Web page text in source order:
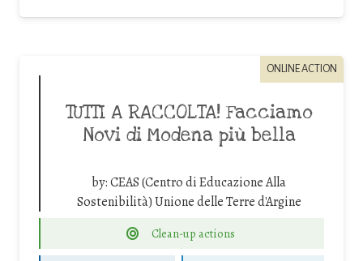
ONLINE ACTION
TUTTI A RACCOLTA! Facciamo
Novi di Modena più bella
by:CEAS (Centro di Educazione Alla
Sostenibilità) Unione delle Terre d'Argine
Clean-up actions